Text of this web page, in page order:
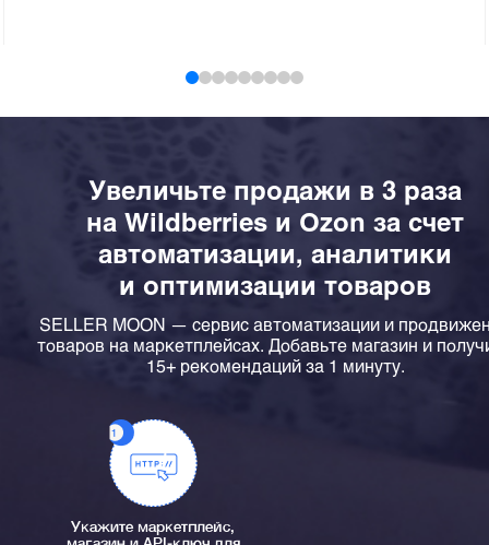
Увеличьте продажи в 3 раза
на Wildberries и Ozon за счет
автоматизации, аналитики
и оптимизации товаров
SELLER MOON — сервис автоматизации и
товаров на маркетплейсах. Добавьте магазин и
15+ рекомендаций за 1 минуту.
Укажите маркетплейс,